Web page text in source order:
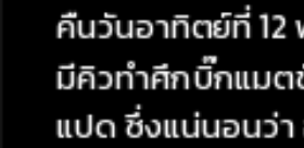
คืนวันอาทิตย์ที่ 12
มีคิวทำศึกบิ๊กแมต
แปด ซึ่งแน่นอนว่า